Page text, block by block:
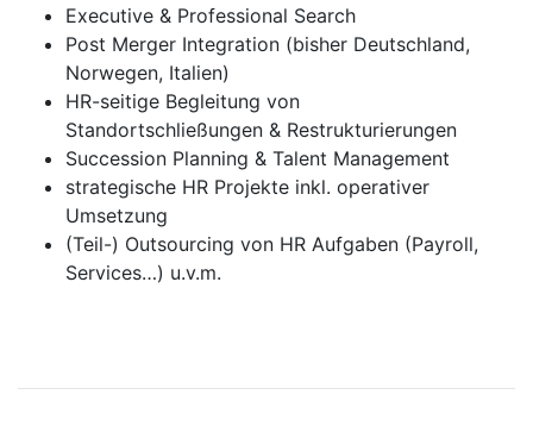
Executive & Professional Search
Post Merger Integration (bisher Deutschland,
Norwegen, Italien)
HR-seitige Begleitung von
Standortschließungen & Restrukturierungen
Succession Planning & Talent Management
strategische HR Projekte inkl. operativer
Umsetzung
(Teil-) Outsourcing von HR Aufgaben (Payroll,
Services…) u.v.m.